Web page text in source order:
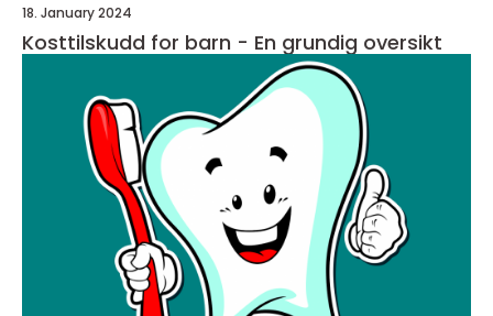
18. January 2024
Kosttilskudd for barn - En grundig oversikt